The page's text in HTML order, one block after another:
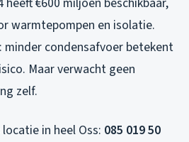
warmtepompen en isolatie.
condensafvoer betekent
Maar verwacht geen
zelf.
in heel Oss: 085 019 50